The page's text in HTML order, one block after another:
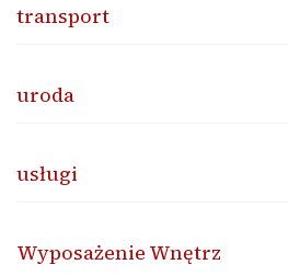
transport
uroda
usługi
Wyposażenie Wnętrz